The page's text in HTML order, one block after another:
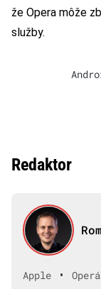
že Opera môže
služby.
Redaktor
Apple •